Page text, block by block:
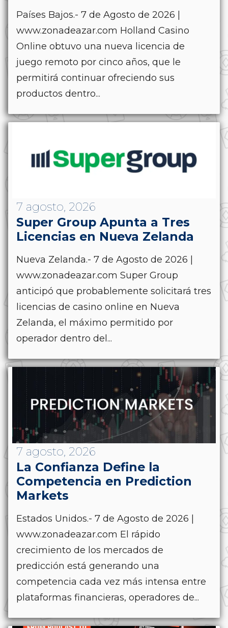
Países Bajos.- 7 de Agosto de 2026 |
www.zonadeazar.com Holland Casino
Online obtuvo una nueva licencia de
juego remoto por cinco años, que le
permitirá continuar ofreciendo sus
productos dentro...
7 agosto, 2026
Super Group Apunta a Tres
Licencias en Nueva Zelanda
Nueva Zelanda.- 7 de Agosto de 2026 |
www.zonadeazar.com Super Group
anticipó que probablemente solicitará tres
licencias de casino online en Nueva
Zelanda, el máximo permitido por
operador dentro del...
7 agosto, 2026
La Confianza Define la
Competencia en Prediction
Markets
Estados Unidos.- 7 de Agosto de 2026 |
www.zonadeazar.com El rápido
crecimiento de los mercados de
predicción está generando una
competencia cada vez más intensa entre
plataformas financieras, operadores de...